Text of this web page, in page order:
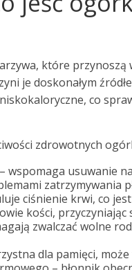
które przynoszą
je doskonałym
co
zdrowotnych
– wspomaga usuwanie
zatrzymywania
ciśnienie krwi, co
kości, przyczyniając
zwalczać wolne
dla pamięci,